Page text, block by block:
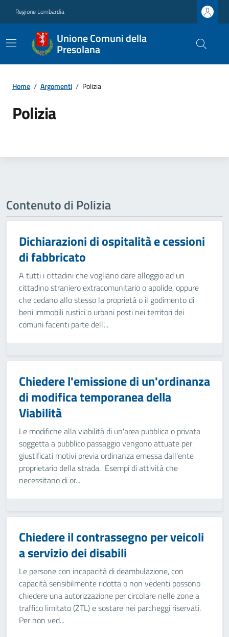
Regione Lombardia
Unione Comuni della
Presolana
Home / Argomenti / Polizia
Polizia
Contenuto di Polizia
Dichiarazioni di ospitalità e cessioni
di fabbricato
A tutti i cittadini che vogliano dare alloggio ad un
cittadino straniero extracomunitario o apolide, oppure
che cedano allo stesso la proprietà o il godimento di
beni immobili rustici o urbani posti nei territori dei
comuni facenti parte dell'...
Chiedere l'emissione di un'ordinanza
di modifica temporanea della
Viabilità
Le modifiche alla viabilità di un'area pubblica o privata
soggetta a pubblico passaggio vengono attuate per
giustificati motivi previa ordinanza emessa dall'ente
proprietario della strada. Esempi di attività che
necessitano di or...
Chiedere il contrassegno per veicoli
a servizio dei disabili
Le persone con incapacità di deambulazione, con
capacità sensibilmente ridotta o non vedenti possono
chiedere una autorizzazione per circolare nelle zone a
traffico limitato (ZTL) e sostare nei parcheggi riservati.
Per non ved...